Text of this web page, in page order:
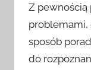
Z pewnością
problemami,
sposób
do